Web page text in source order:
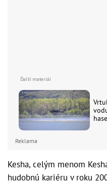
Reklama
Kesha, celým menom
hudobnú kariéru v roku